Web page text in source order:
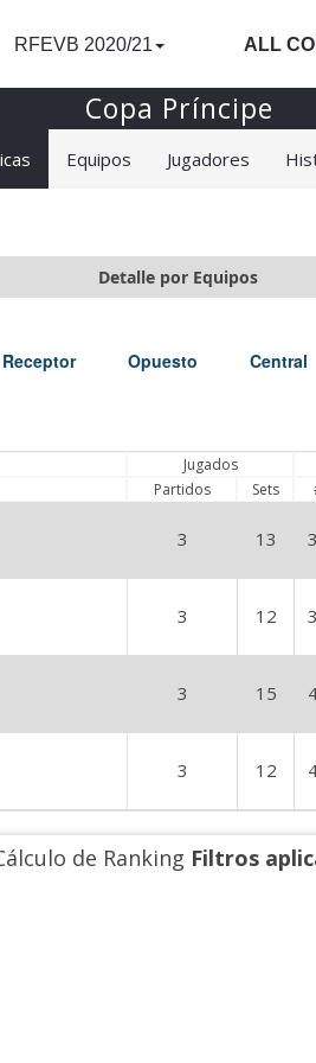
RFEVB 2020/21 ALL
Copa Príncipe
Equipos Jugadores
Detalle por Equipos
Receptor Opuesto Central
Jugados
Partidos
Sets
3 13
3 12
3 15
3 12
de Ranking Filtros